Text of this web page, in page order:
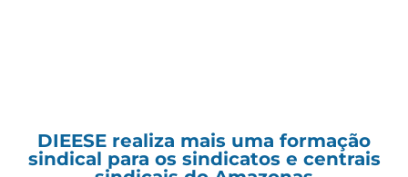
DIEESE realiza mais uma formação
sindical para os sindicatos e centrais